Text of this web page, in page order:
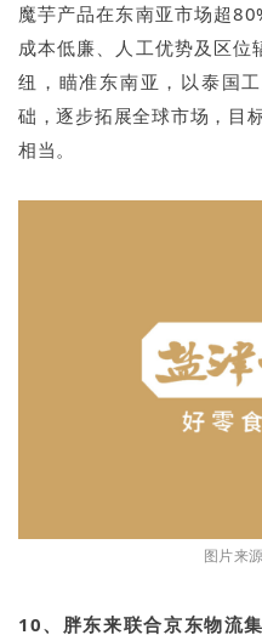
魔芋产品在东南亚市场超
成本低廉、人工优势及区位
纽，瞄准东南亚，以泰国
础，逐步拓展全球市场，目
相当。
图片来
10、胖东来联合京东物流